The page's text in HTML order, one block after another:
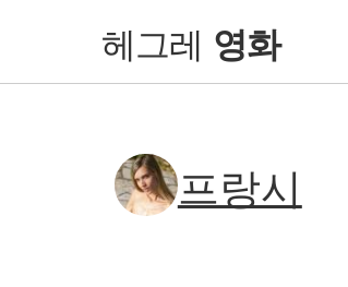
헤그레 영화
프랑시